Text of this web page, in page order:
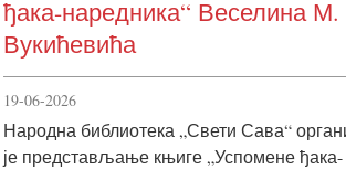
ђака-наредника“ Веселина М.
Вукићевића
19-06-2026
Народна библиотека „Свети Сава“
је представљање књиге „Успомене ђака-